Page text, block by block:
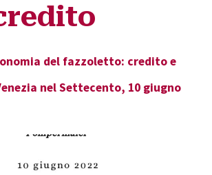
del fazzoletto: credito e
nel Settecento, 10 giugno